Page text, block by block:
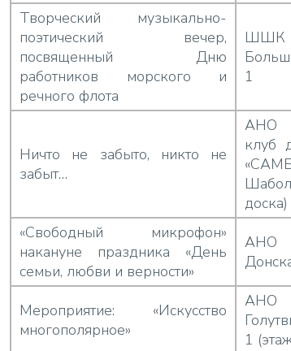
Творческий музыкально-
поэтический вечер,
посвященный Дню
работников морского и
речного флота
ШШК
1
Ничто не забыто, никто не
забыт…
АНО
клуб
доска)
«Свободный микрофон»
накануне праздника «День
семьи, любви и верности»
АНО
Мероприятие: «Искусство
многополярное»
АНО
1